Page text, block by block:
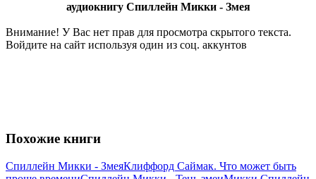
аудиокнигу Спиллейн Микки - Змея
Внимание! У Вас нет прав для просмотра скрытого текста.
Войдите на сайт используя один из соц. аккунтов
Похожие книги
Спиллейн Микки - ЗмеяКлиффорд Саймак. Что может быть